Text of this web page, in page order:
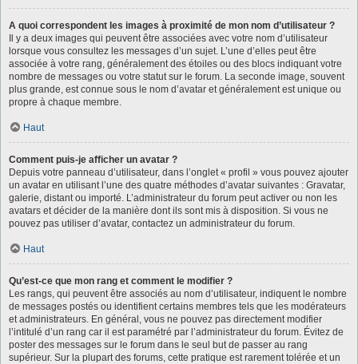
A quoi correspondent les images à proximité de mon nom d’utilisateur ?
Il y a deux images qui peuvent être associées avec votre nom d’utilisateur
lorsque vous consultez les messages d’un sujet. L’une d’elles peut être
associée à votre rang, généralement des étoiles ou des blocs indiquant votre
nombre de messages ou votre statut sur le forum. La seconde image, souvent
plus grande, est connue sous le nom d’avatar et généralement est unique ou
propre à chaque membre.
Haut
Comment puis-je afficher un avatar ?
Depuis votre panneau d’utilisateur, dans l’onglet « profil » vous pouvez ajouter
un avatar en utilisant l’une des quatre méthodes d’avatar suivantes : Gravatar,
galerie, distant ou importé. L’administrateur du forum peut activer ou non les
avatars et décider de la manière dont ils sont mis à disposition. Si vous ne
pouvez pas utiliser d’avatar, contactez un administrateur du forum.
Haut
Qu’est-ce que mon rang et comment le modifier ?
Les rangs, qui peuvent être associés au nom d’utilisateur, indiquent le nombre
de messages postés ou identifient certains membres tels que les modérateurs
et administrateurs. En général, vous ne pouvez pas directement modifier
l’intitulé d’un rang car il est paramétré par l’administrateur du forum. Évitez de
poster des messages sur le forum dans le seul but de passer au rang
supérieur. Sur la plupart des forums, cette pratique est rarement tolérée et un